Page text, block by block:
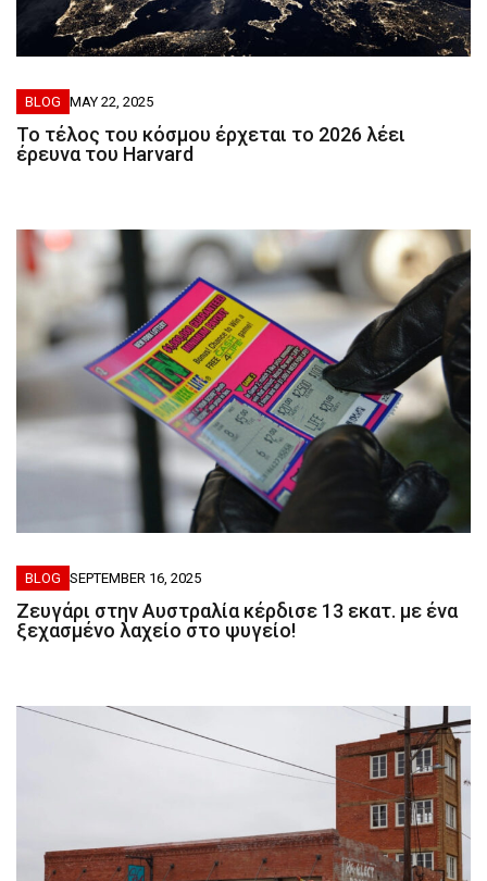
BLOG MAY 22, 2025
Το τέλος του κόσμου έρχεται το 2026 λέει
έρευνα του Harvard
BLOG SEPTEMBER 16, 2025
Ζευγάρι στην Αυστραλία κέρδισε 13 εκατ. με ένα
ξεχασμένο λαχείο στο ψυγείο!